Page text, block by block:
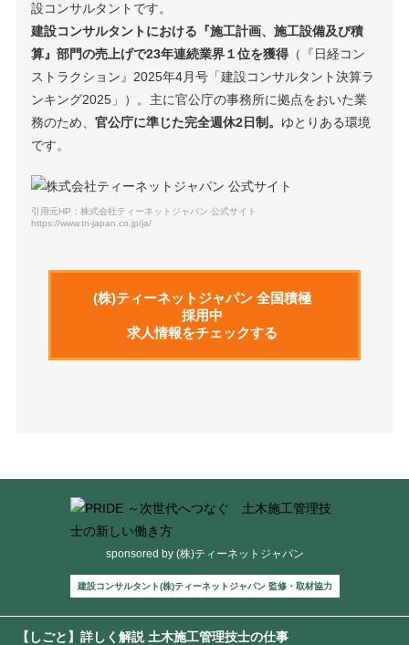
設コンサルタントです。
建設コンサルタントにおける『施工計画、施工設備及び積
算』部門の売上げで23年連続業界１位を獲得 （『日経コン
ストラクション』2025年4月号「建設コンサルタント決算ラ
ンキング2025」）。主に官公庁の事務所に拠点をおいた業
務のため、官公庁に準じた完全週休2日制。 ゆとりある環境
です。
引用元HP：株式会社ティーネットジャパン 公式サイト
https://www.tn-japan.co.jp/ja/
(株)ティーネットジャパン 全国積極
採用中
求人情報をチェックする
sponsored by (株)ティーネットジャパン
建設コンサルタント(株)ティーネットジャパン 監修・取材協力
【しごと】詳しく解説 土木施工管理技士の仕事